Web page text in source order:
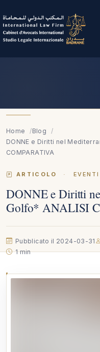
Home
Blog
DONNE e Diritti nel
COMPARATIVA
ARTICOLO · EVENTI
DONNE e Diritti
Golfo* ANALISI
Pubblicato il 2024-03-31
1 min
DONNE e Diritti nel